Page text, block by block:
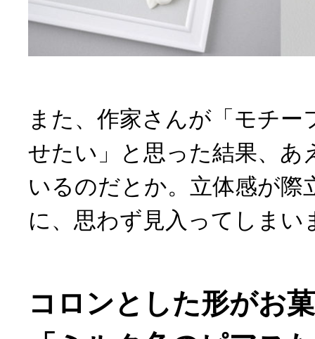
また、作家さんが「モチー
せたい」と思った結果、あ
いるのだとか。立体感が際
に、思わず見入ってしまい
コロンとした形がお